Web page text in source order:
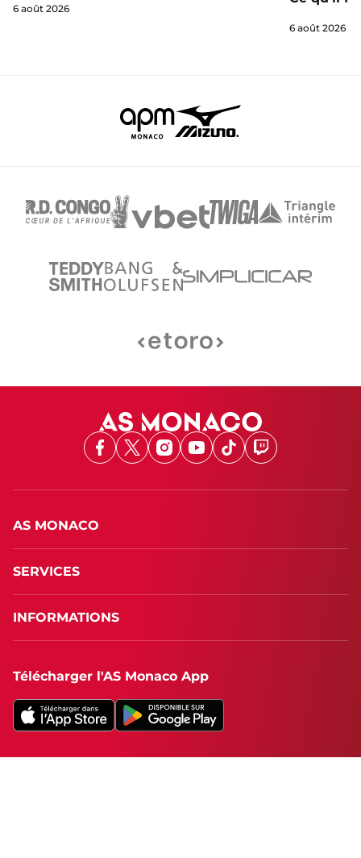
6 août 2026
6 août 2026
Facebook
X Instagram
Youtube
TikTokTwitch
AS MONACO
SERVICES
INFORMATIONS
Télécharger l'AS Monaco App